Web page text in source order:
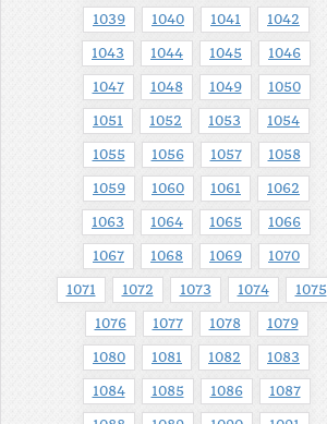
1039 1040 1041 1042
1043 1044 1045 1046
1047 1048 1049 1050
1051 1052 1053 1054
1055 1056 1057 1058
1059 1060 1061 1062
1063 1064 1065 1066
1067 1068 1069 1070
1071 1072 1073 1074 1075
1076 1077 1078 1079
1080 1081 1082 1083
1084 1085 1086 1087